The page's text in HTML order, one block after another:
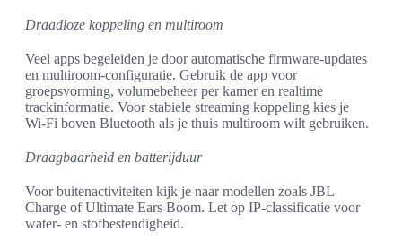
Draadloze koppeling en multiroom
Veel apps begeleiden je door automatische firmware-updates
en multiroom-configuratie. Gebruik de app voor
groepsvorming, volumebeheer per kamer en realtime
trackinformatie. Voor stabiele streaming koppeling kies je
Wi‑Fi boven Bluetooth als je thuis multiroom wilt gebruiken.
Draagbaarheid en batterijduur
Voor buitenactiviteiten kijk je naar modellen zoals JBL
Charge of Ultimate Ears Boom. Let op IP-classificatie voor
water- en stofbestendigheid.